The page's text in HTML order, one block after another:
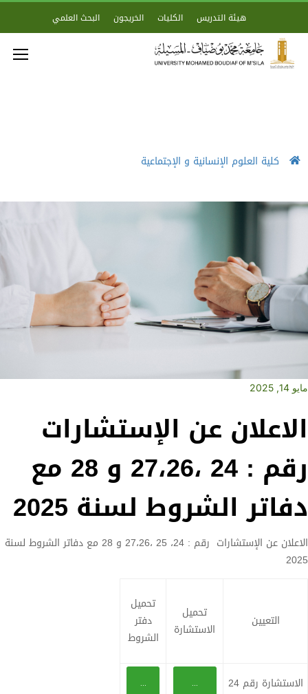
هيئة التدريس الكليات الخريجون البحث العلمي
كلية العلوم الإنسانية و الإجتماعية
مايو 14, 2025
الاعلان عن الإستشارات
رقم : 24 ،27،26 و 28 مع
دفاتر الشروط لسنة 2025
الاعلان عن الإستشارات رقم : 24، 25 ،27،26 و 28 مع دفاتر الشروط لسنة
2025
التعيين
تحميل
الاستشارة
تحميل
دفتر
الشروط
الاستشارة رقم 24 ...
...